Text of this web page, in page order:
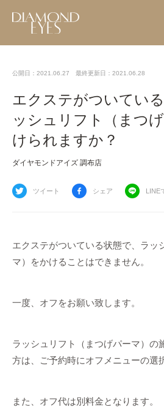
公開日：2021.06.27 最終更新日：2021.06.28
エクステがついてい
ッシュリフト（まつ
けられますか？
ダイヤモンドアイズ 調布店
ツイート シェア LINE
エクステがついている状態で、ラッ
マ）をかけることはできません。
一度、オフをお願い致します。
ラッシュリフト（まつげパーマ）の
方は、ご予約時にオフメニューの選
また、オフ代は別料金となります。